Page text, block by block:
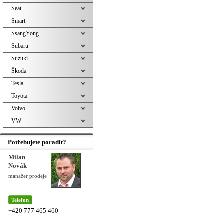
Seat
Smart
SsangYong
Subaru
Suzuki
Škoda
Tesla
Toyota
Volvo
VW
Potřebujete poradit?
Milan
Novák
manažer prodeje
Telefon
+420 777 465 460